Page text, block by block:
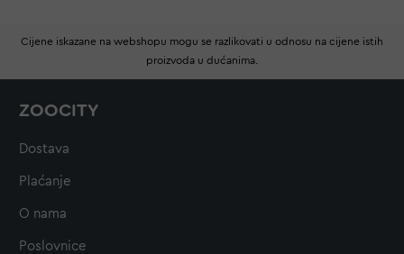
Cijene iskazane na webshopu mogu se razlikovati u odnosu na cijene istih
proizvoda u dućanima.
ZOOCITY
Dostava
Plaćanje
O nama
Poslovnice